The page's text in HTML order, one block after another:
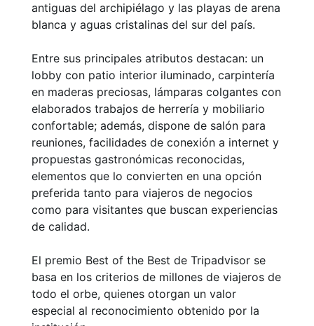
antiguas del archipiélago y las playas de arena
blanca y aguas cristalinas del sur del país.
Entre sus principales atributos destacan: un
lobby con patio interior iluminado, carpintería
en maderas preciosas, lámparas colgantes con
elaborados trabajos de herrería y mobiliario
confortable; además, dispone de salón para
reuniones, facilidades de conexión a internet y
propuestas gastronómicas reconocidas,
elementos que lo convierten en una opción
preferida tanto para viajeros de negocios
como para visitantes que buscan experiencias
de calidad.
El premio Best of the Best de Tripadvisor se
basa en los criterios de millones de viajeros de
todo el orbe, quienes otorgan un valor
especial al reconocimiento obtenido por la